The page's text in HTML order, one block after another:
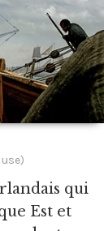
qui
Est et